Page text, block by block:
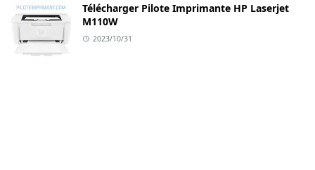
Télécharger Pilote Imprimante HP Laserjet
M110W
2023/10/31